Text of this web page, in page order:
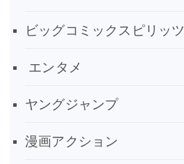
ビッグコミックスピリッツ
エンタメ
ヤングジャンプ
漫画アクション